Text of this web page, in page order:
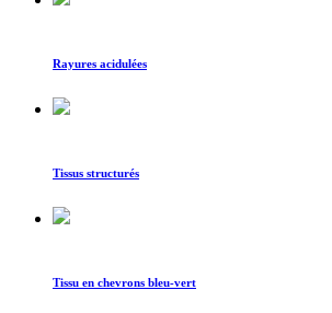
Rayures acidulées
Tissus structurés
Tissu en chevrons bleu-vert